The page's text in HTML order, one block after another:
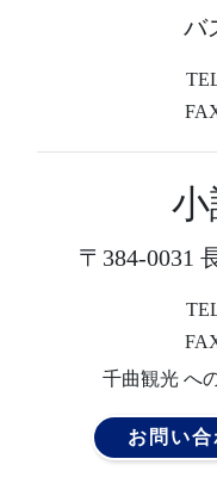
バ
〒384-0031
千曲観光 へ
お問い